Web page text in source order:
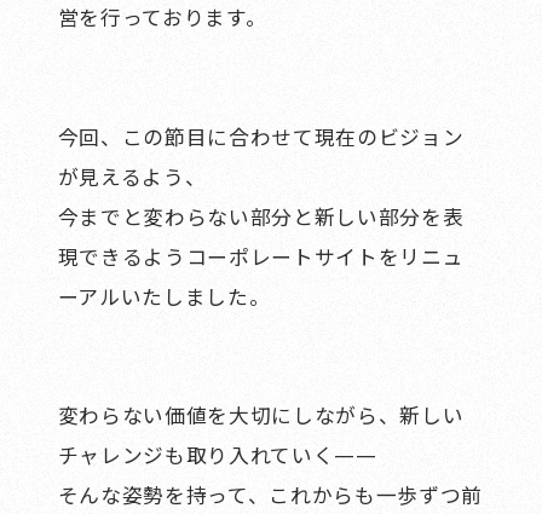
営を行っております。
今回、この節目に合わせて現在のビジョン
が見えるよう、
今までと変わらない部分と新しい部分を表
現できるようコーポレートサイトをリニュ
ーアルいたしました。
変わらない価値を大切にしながら、新しい
チャレンジも取り入れていく——
そんな姿勢を持って、これからも一歩ずつ前